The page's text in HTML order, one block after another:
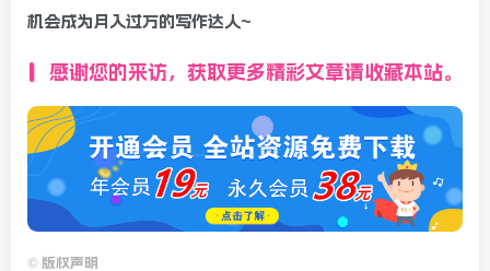
机会成为月入过万的写作达人~
感谢您的来访，获取更多精彩文章请收藏本站。
© 版权声明